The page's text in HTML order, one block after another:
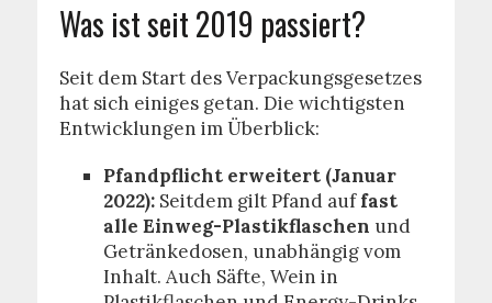
Was ist seit 2019 passiert?
Seit dem Start des Verpackungsgesetzes
hat sich einiges getan. Die wichtigsten
Entwicklungen im Überblick:
Pfandpflicht erweitert (Januar
2022):Seitdem gilt Pfand auffast
alle Einweg-Plastikflaschen und
Getränkedosen, unabhängig vom
Inhalt. Auch Säfte, Wein in